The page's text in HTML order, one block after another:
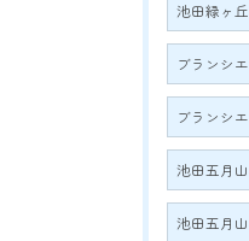
池田緑ヶ
ブランシ
ブランシ
池田五月
池田五月